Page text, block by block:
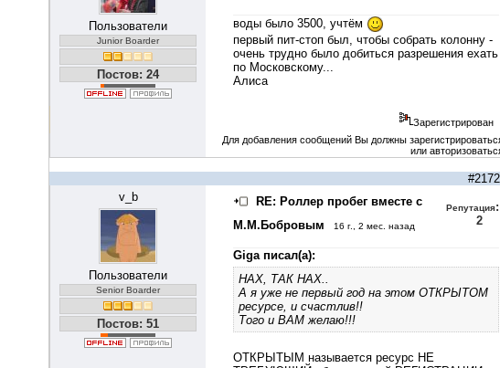
Пользователи
Junior Boarder
Постов: 24
воды было 3500, учтём
первый пит-стоп был, чтобы собрать колонну -
очень трудно было добиться разрешения ехать
по Московскому...
Алиса
Зарегистрирован
Для добавления сообщений Вы должны
или
#2172
v_b
Пользователи
Senior Boarder
Постов: 51
RE: Роллер пробег вместе с
М.М.Бобровым
16 г., 2 мес. назад
Репутация:
2
Giga писал(а):
НАХ, ТАК НАХ..
А я уже не первый год на этом ОТКРЫТОМ
ресурсе, и счастлив!!
Того и ВАМ желаю!!!
ОТКРЫТЫМ называется ресурс НЕ